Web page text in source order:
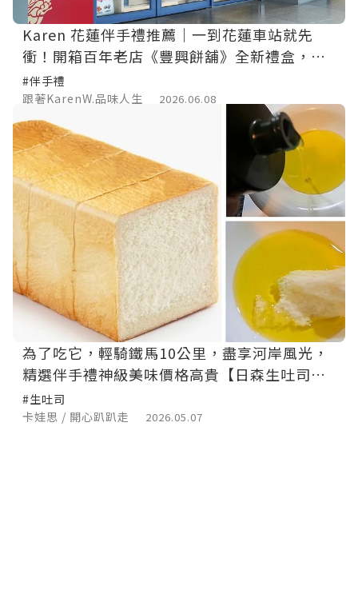
Karen 花蓮伴手禮推薦｜一到花蓮車站就先
衝！開箱百年老店《豐興餅舖》全新禮盒，這
次真的太欠買
#伴手禮
跟著KarenW.品味人生
2026.06.08
為了吃它，輕騎鐵馬10公里，盡享河岸風光，
精選伴手禮神級美味價格高貴【日森生吐司】
帶回家（一）
#生吐司
卡娃思 / 開心趴趴走
2026.05.07